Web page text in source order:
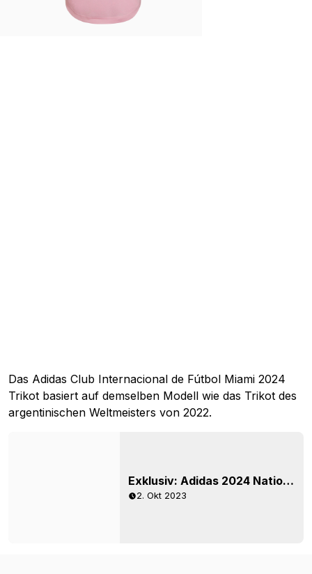
Das Adidas Club Internacional de Fútbol Miami 2024
Trikot basiert auf demselben Modell wie das Trikot des
argentinischen Weltmeisters von 2022.
Exklusiv: Adidas 2024 Nationalmannschaftstrikots im Stil der Weltmeisterschaft 2006
2. Okt 2023